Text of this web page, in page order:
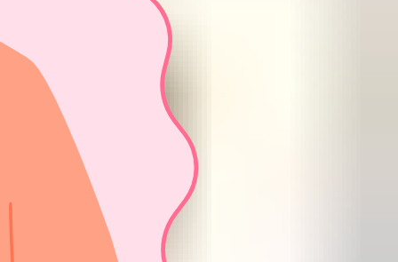
इंतज़ार कर रहे हैं!